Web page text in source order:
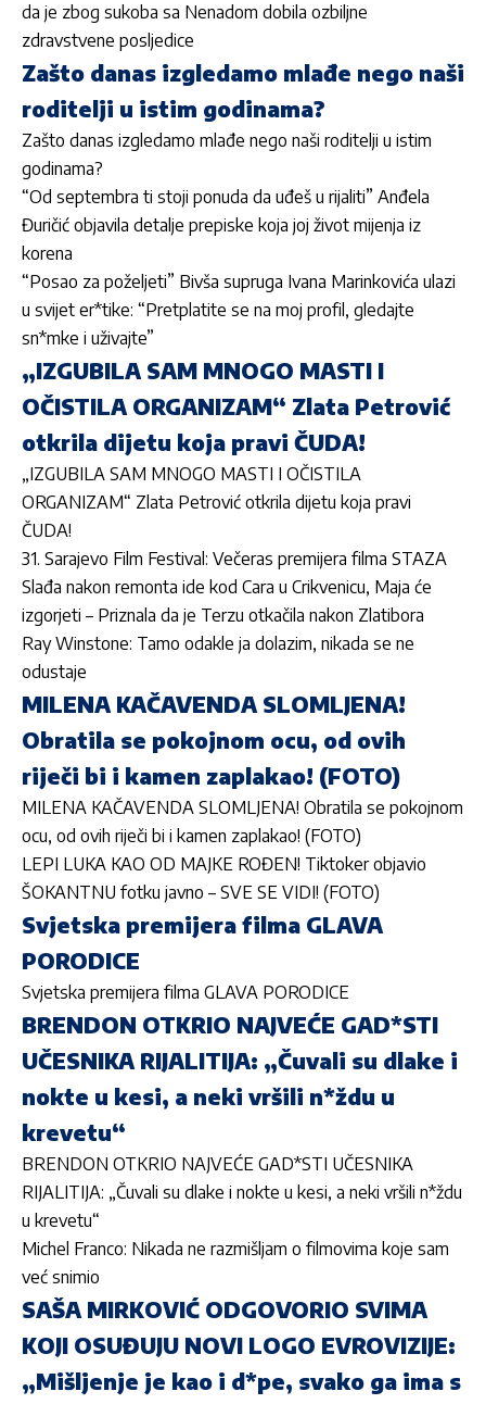
da je zbog sukoba sa Nenadom dobila ozbiljne
zdravstvene posljedice
Zašto danas izgledamo mlađe nego naši
roditelji u istim godinama?
Zašto danas izgledamo mlađe nego naši roditelji u istim
godinama?
“Od septembra ti stoji ponuda da uđeš u rijaliti” Anđela
Đuričić objavila detalje prepiske koja joj život mijenja iz
korena
“Posao za poželjeti” Bivša supruga Ivana Marinkovića ulazi
u svijet er*tike: “Pretplatite se na moj profil, gledajte
sn*mke i uživajte”
„IZGUBILA SAM MNOGO MASTI I
OČISTILA ORGANIZAM“ Zlata Petrović
otkrila dijetu koja pravi ČUDA!
„IZGUBILA SAM MNOGO MASTI I OČISTILA
ORGANIZAM“ Zlata Petrović otkrila dijetu koja pravi
ČUDA!
31. Sarajevo Film Festival: Večeras premijera filma STAZA
Slađa nakon remonta ide kod Cara u Crikvenicu, Maja će
izgorjeti – Priznala da je Terzu otkačila nakon Zlatibora
Ray Winstone: Tamo odakle ja dolazim, nikada se ne
odustaje
MILENA KAČAVENDA SLOMLJENA!
Obratila se pokojnom ocu, od ovih
riječi bi i kamen zaplakao! (FOTO)
MILENA KAČAVENDA SLOMLJENA! Obratila se pokojnom
ocu, od ovih riječi bi i kamen zaplakao! (FOTO)
LEPI LUKA KAO OD MAJKE ROĐEN! Tiktoker objavio
ŠOKANTNU fotku javno – SVE SE VIDI! (FOTO)
Svjetska premijera filma GLAVA
PORODICE
Svjetska premijera filma GLAVA PORODICE
BRENDON OTKRIO NAJVEĆE GAD*STI
UČESNIKA RIJALITIJA: „Čuvali su dlake i
nokte u kesi, a neki vršili n*ždu u
krevetu“
BRENDON OTKRIO NAJVEĆE GAD*STI UČESNIKA
RIJALITIJA: „Čuvali su dlake i nokte u kesi, a neki vršili n*ždu
u krevetu“
Michel Franco: Nikada ne razmišljam o filmovima koje sam
već snimio
SAŠA MIRKOVIĆ ODGOVORIO SVIMA
KOJI OSUĐUJU NOVI LOGO EVROVIZIJE:
„Mišljenje je kao i d*pe, svako ga ima s